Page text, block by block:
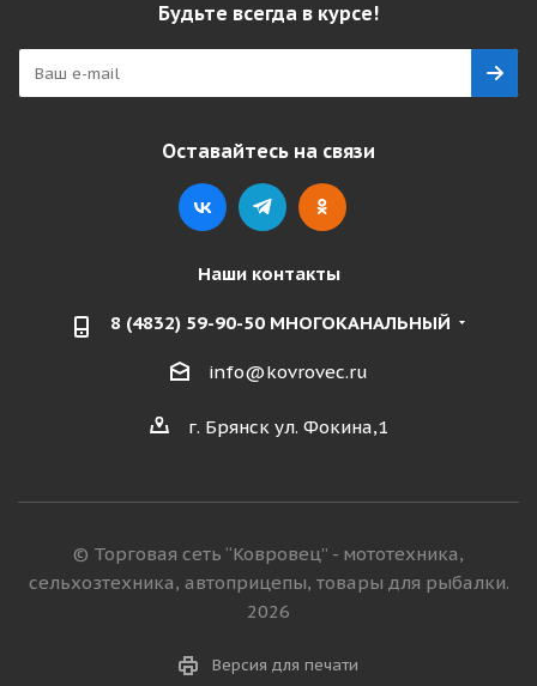
Будьте всегда в курсе!
Оставайтесь на связи
Наши контакты
8 (4832) 59-90-50 МНОГОКАНАЛЬНЫЙ
info@kovrovec.ru
г. Брянск ул. Фокина,1
© Торговая сеть “Ковровец” - мототехника,
сельхозтехника, автоприцепы, товары для рыбалки.
2026
Версия для печати